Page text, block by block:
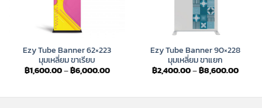
Ezy Tube Banner 62×223
มุมเหลี่ยม ขาเรียบ
฿1,600.00–฿6,000.00Price
฿6,000.00
Ezy Tube Banner 90×228
มุมเหลี่ยม ขาแยก
฿2,400.00–฿8,600.00Price
฿